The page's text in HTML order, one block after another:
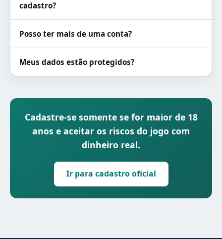
cadastro?
Posso ter mais de uma conta?
Meus dados estão protegidos?
Cadastre-se somente se for maior de 18
anos e aceitar os riscos do jogo com
dinheiro real.
Ir para cadastro oficial